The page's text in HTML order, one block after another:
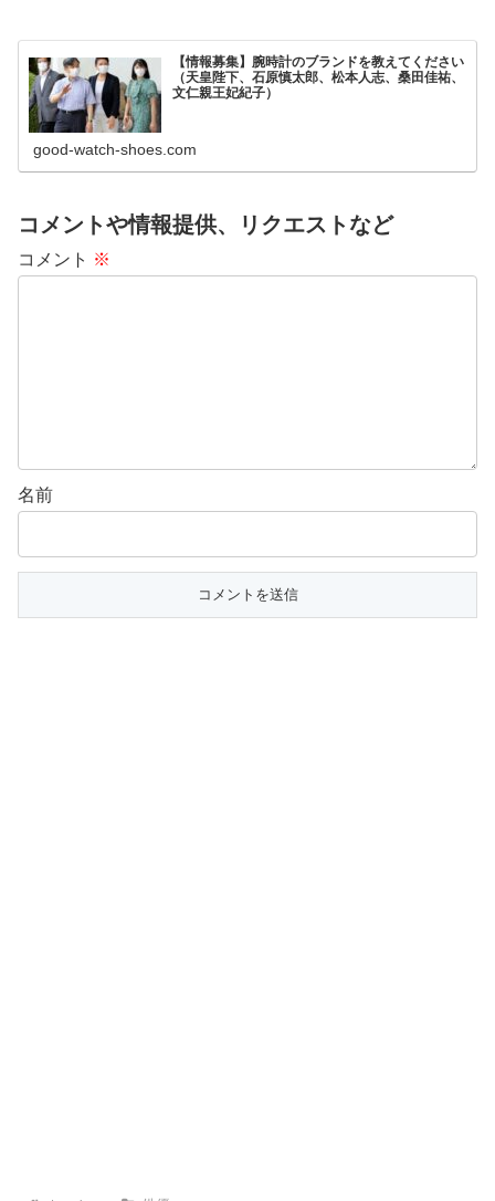
【情報募集】腕時計のブランドを教えてください
（天皇陛下、石原慎太郎、松本人志、桑田佳祐、
文仁親王妃紀子）
good-watch-shoes.com
コメントや情報提供、リクエストなど
コメント ※
名前